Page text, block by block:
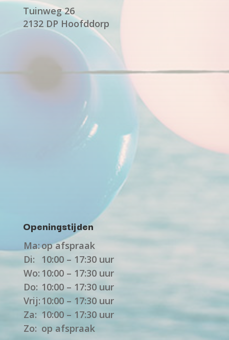
Tuinweg 26
2132 DP Hoofddorp
Openingstijden
Ma:op afspraak
Di:
10:00 – 17:30 uur
Wo: 10:00 – 17:30 uur
Do: 10:00 – 17:30 uur
Vrij: 10:00 – 17:30 uur
Za: 10:00 – 17:30 uur
Zo: op afspraak